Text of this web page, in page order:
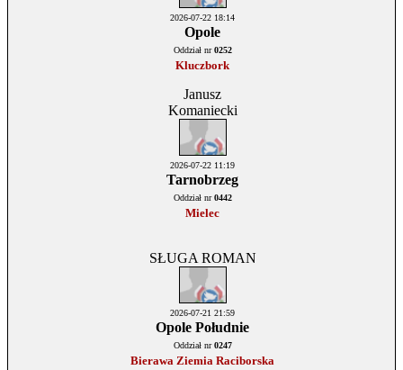
2026-07-22 18:14
Opole
Oddział nr0252
Kluczbork
Janusz
Komaniecki
2026-07-22 11:19
Tarnobrzeg
Oddział nr0442
Mielec
SŁUGA ROMAN
2026-07-21 21:59
Opole Południe
Oddział nr0247
Bierawa Ziemia Raciborska